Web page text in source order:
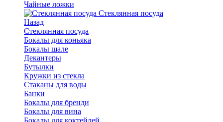
Чайные ложки
Стеклянная посуда
Назад
Стеклянная посуда
Бокалы для коньяка
Бокалы шале
Декантеры
Бутылки
Кружки из стекла
Стаканы для воды
Банки
Бокалы для бренди
Бокалы для вина
Бокалы для коктейлей